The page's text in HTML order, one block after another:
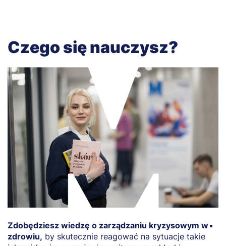
Czego się nauczysz?
Zdobędziesz wiedzę o zarządzaniu kryzysowym w
zdrowiu, by skutecznie reagować na sytuacje takie